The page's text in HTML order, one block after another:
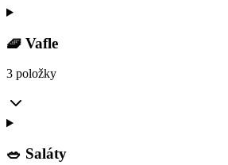
🧇 Vafle
3 položky
🥗 Saláty